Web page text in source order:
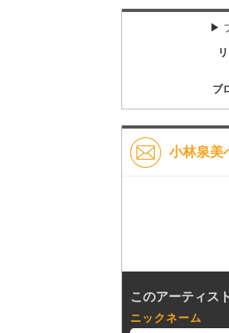
▶︎
ブ
小林泉美
このアーティス
ニックネーム